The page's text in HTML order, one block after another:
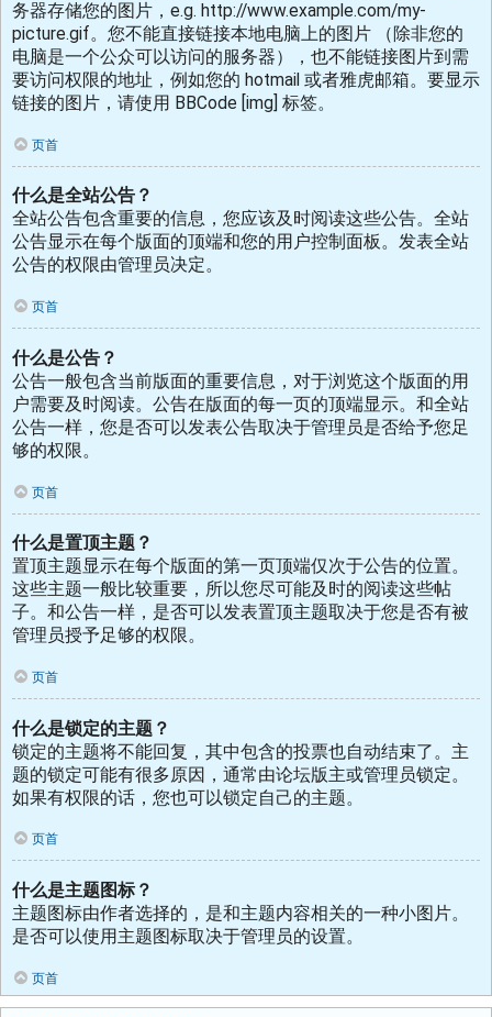
务器存储您的图片，e.g. http://www.example.com/my-
picture.gif。您不能直接链接本地电脑上的图片 （除非您的
电脑是一个公众可以访问的服务器），也不能链接图片到需
要访问权限的地址，例如您的 hotmail 或者雅虎邮箱。要显示
链接的图片，请使用 BBCode [img] 标签。
页首
什么是全站公告？
全站公告包含重要的信息，您应该及时阅读这些公告。全站
公告显示在每个版面的顶端和您的用户控制面板。发表全站
公告的权限由管理员决定。
页首
什么是公告？
公告一般包含当前版面的重要信息，对于浏览这个版面的用
户需要及时阅读。公告在版面的每一页的顶端显示。和全站
公告一样，您是否可以发表公告取决于管理员是否给予您足
够的权限。
页首
什么是置顶主题？
置顶主题显示在每个版面的第一页顶端仅次于公告的位置。
这些主题一般比较重要，所以您尽可能及时的阅读这些帖
子。和公告一样，是否可以发表置顶主题取决于您是否有被
管理员授予足够的权限。
页首
什么是锁定的主题？
锁定的主题将不能回复，其中包含的投票也自动结束了。主
题的锁定可能有很多原因，通常由论坛版主或管理员锁定。
如果有权限的话，您也可以锁定自己的主题。
页首
什么是主题图标？
主题图标由作者选择的，是和主题内容相关的一种小图片。
是否可以使用主题图标取决于管理员的设置。
页首